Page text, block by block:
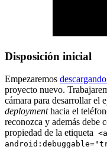
Disposición inicial
Empezaremos
proyecto nuevo.
cámara para desarrollar el
deploymenthacia el
reconozca y además debe
propiedad de la etiqueta